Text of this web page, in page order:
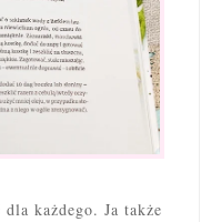
każdego. Ja także